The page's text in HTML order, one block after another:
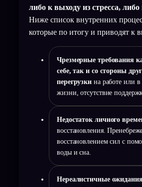
либо к выходу из стресса,
Ниже список внутренних
которые по итогу и приводят к
Чрезмерные требования
себе, так и со стороны
перегрузки на работе или
жизни, отсутствие
Недостаток личного
восстановления.
восстановлением сил с
воды и сна.
Нереалистичные ожидания